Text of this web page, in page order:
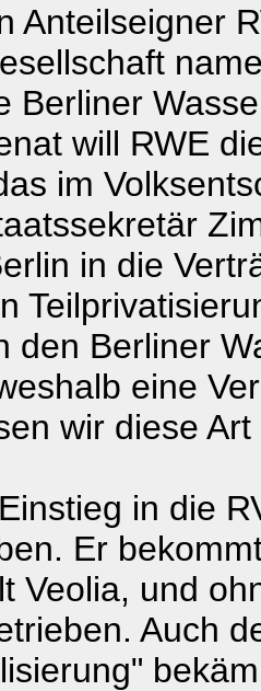
Anteilseigner
Berliner
will RWE
im
in die
den Berliner
eine
wir diese
in die
Er
Veolia, und
Auch